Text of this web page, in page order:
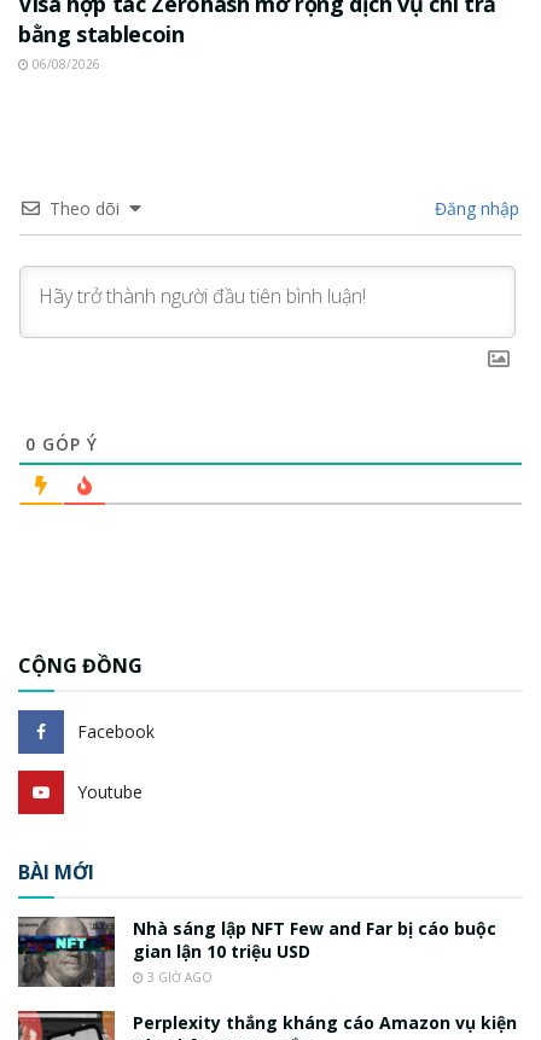
bằng stablecoin
06/08/2026
Theo dõi Đăng nhập
0 GÓP Ý
CỘNG ĐỒNG
Facebook
Youtube
BÀI MỚI
Nhà sáng lập NFT Few and Far bị cáo buộc
gian lận 10 triệu USD
3 GIỜ AGO
Perplexity thắng kháng cáo Amazon vụ kiện